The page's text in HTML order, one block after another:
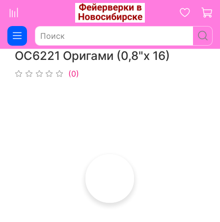
ОС6221 Оригами (0,8"х 16)
(0)